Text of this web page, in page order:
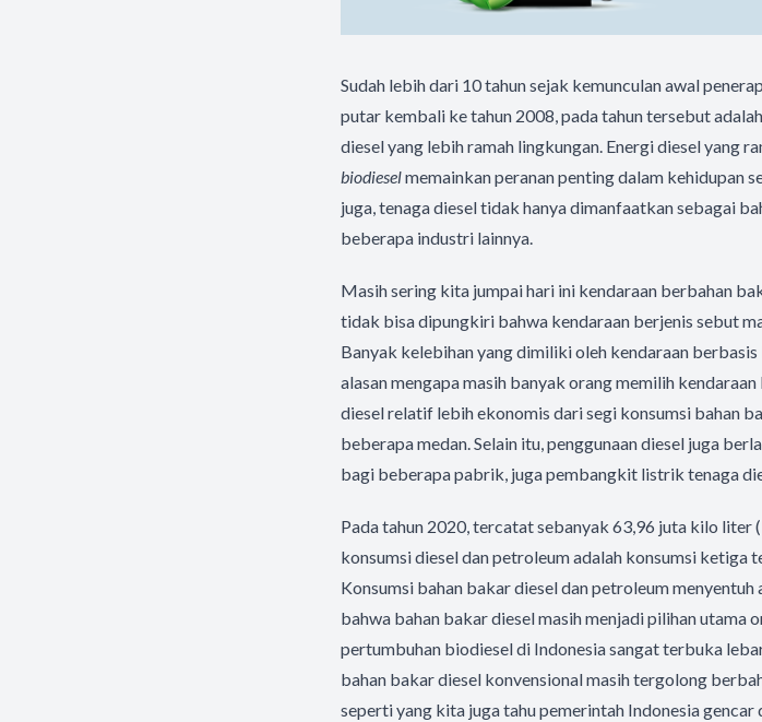
Sudah lebih dari 10 tahun sejak kemunculan awal
putar kembali ke tahun 2008, pada tahun tersebut
diesel yang lebih ramah lingkungan. Energi diesel yang
biodieselmemainkan peranan penting dalam kehidupan
juga, tenaga diesel tidak hanya dimanfaatkan sebagai
beberapa industri lainnya.
Masih sering kita jumpai hari ini kendaraan berbahan
tidak bisa dipungkiri bahwa kendaraan berjenis sebut
Banyak kelebihan yang dimiliki oleh kendaraan
alasan mengapa masih banyak orang memilih
diesel relatif lebih ekonomis dari segi konsumsi bahan
beberapa medan. Selain itu, penggunaan diesel juga
bagi beberapa pabrik, juga pembangkit listrik tenaga
Pada tahun 2020, tercatat sebanyak 63,96 juta kilo
konsumsi diesel dan petroleum adalah konsumsi ketiga
Konsumsi bahan bakar diesel dan petroleum
bahwa bahan bakar diesel masih menjadi pilihan utama
pertumbuhan biodiesel di Indonesia sangat terbuka
bahan bakar diesel konvensional masih tergolong
seperti yang kita juga tahu pemerintah Indonesia